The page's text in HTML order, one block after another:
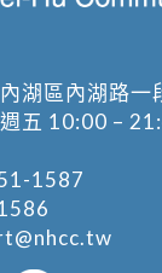
湖區內湖路一
五 10:00 –
1587